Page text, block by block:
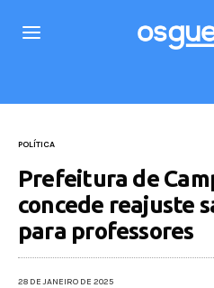
POLÍTICA
Prefeitura de
concede reajuste
para professores
28 DE JANEIRO DE 2025